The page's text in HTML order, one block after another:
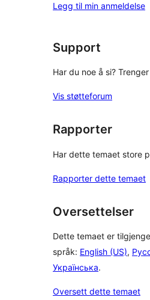
Legg til min anmeldelse
Support
Har du noe å si?
Vis støtteforum
Rapporter
Har dette temaet store
Rapporter dette temaet
Oversettelser
Dette temaet er
språk: English (US),
Українська.
Oversett dette temaet